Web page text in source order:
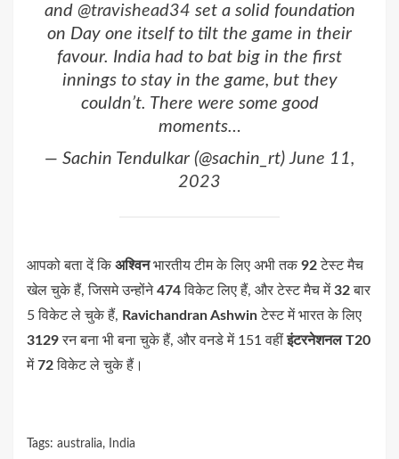
and @travishead34 set a solid foundation
on Day one itself to tilt the game in their
favour. India had to bat big in the first
innings to stay in the game, but they
couldn’t. There were some good
moments…
— Sachin Tendulkar (@sachin_rt) June 11,
2023
आपको बता दें कि अश्विन भारतीय टीम के लिए अभी तक 92टेस्ट मैच
खेल चुके हैं, जिसमे उन्होंने474विकेट लिए हैं, और टेस्ट मैच में32बार
5 विकेट ले चुके हैं, Ravichandran Ashwin टेस्ट में भारत के लिए
3129रन बना भी बना चुके हैं, और वनडे में 151 वहींइंटरनेशनल T20
में72विकेट ले चुके हैं।
Tags: australia, India